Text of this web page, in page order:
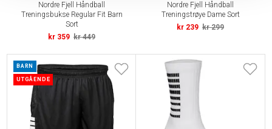
Nordre Fjell Håndball
Treningsbukse Regular Fit Barn
Sort
kr 359 kr 449
Nordre Fjell Håndball
Treningstrøye Dame Sort
kr 239 kr 299
BARN
UTGÅENDE